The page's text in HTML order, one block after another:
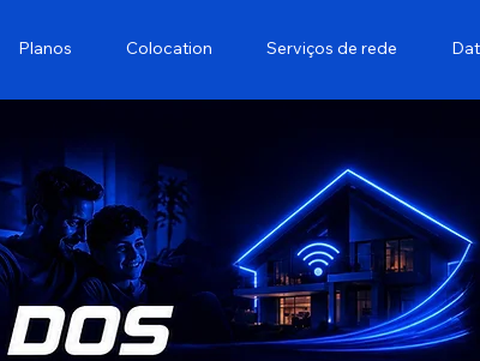
Planos Colocation Serviços de rede